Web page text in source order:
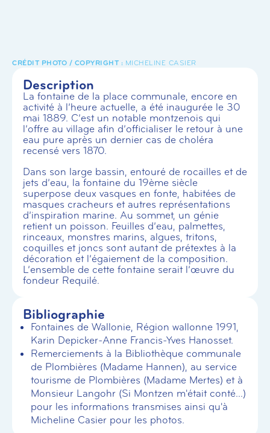
MICHELINE CASIER
Description
La fontaine de la place communale, encore en
activité à l’heure actuelle, a été inaugurée le 30
mai 1889. C’est un notable montzenois qui
l’offre au village afin d’officialiser le retour à une
eau pure après un dernier cas de choléra
recensé vers 1870.
Dans son large bassin, entouré de rocailles et de
jets d’eau, la fontaine du 19ème siècle
superpose deux vasques en fonte, habitées de
masques cracheurs et autres représentations
d’inspiration marine. Au sommet, un génie
retient un poisson. Feuilles d’eau, palmettes,
rinceaux, monstres marins, algues, tritons,
coquilles et joncs sont autant de prétextes à la
décoration et l’égaiement de la composition.
L’ensemble de cette fontaine serait l’œuvre du
fondeur Requilé.
Bibliographie
Fontaines de Wallonie, Région wallonne 1991,
Karin Depicker-Anne Francis-Yves Hanosset.
Remerciements à la Bibliothèque communale
de Plombières (Madame Hannen), au service
tourisme de Plombières (Madame Mertes) et à
Monsieur Langohr (Si Montzen m'était conté...)
pour les informations transmises ainsi qu'à
Micheline Casier pour les photos.